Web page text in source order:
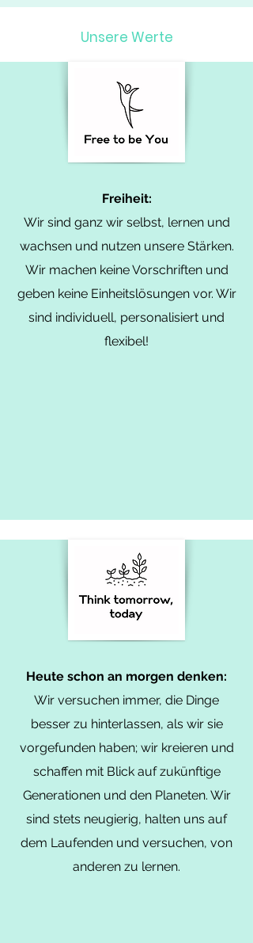
Unsere Werte
Freiheit:
Wir sind ganz wir selbst, lernen und
wachsen und nutzen unsere Stärken.
Wir machen keine Vorschriften und
geben keine Einheitslösungen vor. Wir
sind individuell, personalisiert und
flexibel!
Heute schon an morgen denken:
Wir versuchen immer, die Dinge
besser zu hinterlassen, als wir sie
vorgefunden haben; wir kreieren und
schaffen mit Blick auf zukünftige
Generationen und den Planeten. Wir
sind stets neugierig, halten uns auf
dem Laufenden und versuchen, von
anderen zu lernen.